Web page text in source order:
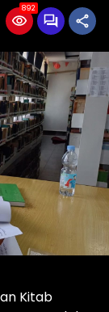
892
Kitab